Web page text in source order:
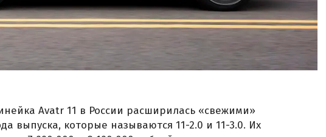
Avatr 11 в России расширилась «свежими»
выпуска, которые называются 11-2.0 и 11-3.0. Их